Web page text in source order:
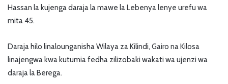
Hassan la kujenga daraja la mawe la Lebenya lenye urefu wa
mita 45.
Daraja hilo linalounganisha Wilaya za Kilindi, Gairo na Kilosa
linajengwa kwa kutumia fedha zilizobaki wakati wa ujenzi wa
daraja la Berega.